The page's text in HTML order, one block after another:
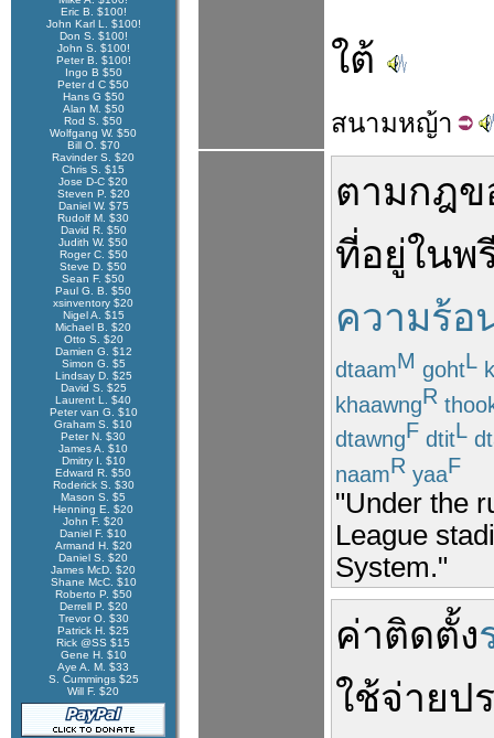
Eric B. $100!
John Karl L. $100!
Don S. $100!
John S. $100!
Peter B. $100!
Ingo B $50
Peter d C $50
Hans G $50
Alan M. $50
Rod S. $50
Wolfgang W. $50
Bill O. $70
Ravinder S. $20
Chris S. $15
Jose D-C $20
Steven P. $20
Daniel W. $75
Rudolf M. $30
David R. $50
Judith W. $50
Roger C. $50
Steve D. $50
Sean F. $50
Paul G. B. $50
xsinventory $20
Nigel A. $15
Michael B. $20
Otto S. $20
Damien G. $12
Simon G. $5
Lindsay D. $25
David S. $25
Laurent L. $40
Peter van G. $10
Graham S. $10
Peter N. $30
James A. $10
Dmitry I. $10
Edward R. $50
Roderick S. $30
Mason S. $5
Henning E. $20
John F. $20
Daniel F. $10
Armand H. $20
Daniel S. $20
James McD. $20
Shane McC. $10
Roberto P. $50
Derrell P. $20
Trevor O. $30
Patrick H. $25
Rick @SS $15
Gene H. $10
Aye A. M. $33
S. Cummings $25
Will F. $20
ใต้
สนามหญ้า
ตามกฎข
ที่อยู่ในพ
ความร้อ
dtaamM gohtL
khaawngR
dtawngF dtitL
naamR yaaF
"Under the
League
System."
ค่าติดตั้ง
ใช้จ่ายป